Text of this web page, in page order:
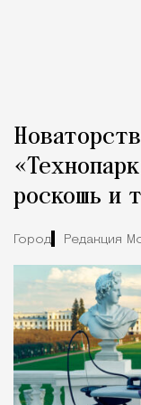
роскошь и
Город Редакция